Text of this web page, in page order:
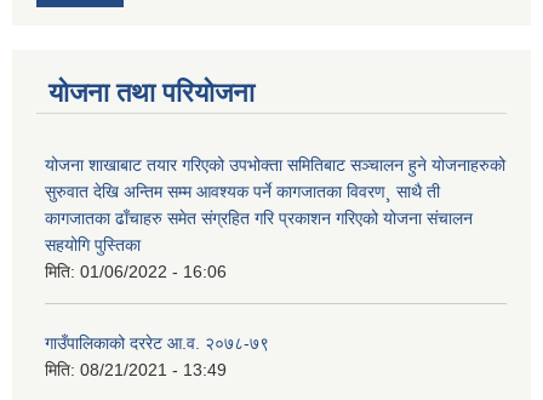
योजना तथा परियोजना
योजना शाखाबाट तयार गरिएको उपभोक्ता समितिबाट सञ्चालन हुने योजनाहरुको
सुरुवात देखि अन्तिम सम्म आवश्यक पर्ने कागजातका विवरण¸ साथै ती
कागजातका ढाँचाहरु समेत संग्रहित गरि प्रकाशन गरिएको योजना संचालन
सहयोगि पुस्तिका
मिति: 01/06/2022 - 16:06
गाउँपालिकाको दररेट आ.व. २०७८-७९
मिति: 08/21/2021 - 13:49